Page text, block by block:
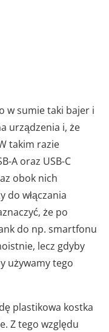
w sumie taki bajer i
urządzenia i, że
takim razie
A oraz USB-C
obok nich
do włączania
że po
do np. smartfonu
lecz gdyby
używamy tego
plastikowa kostka
Z tego względu